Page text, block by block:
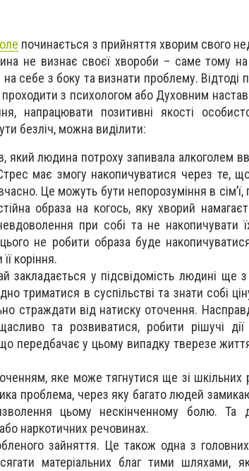
починається з прийняття хворим свого
не визнає своєї хвороби – саме тому на
себе з боку та визнати проблему. Відтоді
з психологом або Духовним
напрацювати позитивні якості
безліч, можна виділити:
який людина потроху запивала алкоголем
має змогу накопичуватися через те,
Це можуть бути непорозуміння в сім’ї,
образа на когось, яку хворий
при собі та не накопичувати
не робити образа буде
коріння.
закладається у підсвідомість людині ще
триматися в суспільстві та знати собі
страждати від натиску оточення.
та розвиватися, робити рішучі
передбачає у цьому випадку тверезе
яке може тягнутися ще зі шкільних
проблема, через яку багато людей
цьому нескінченному болю. Та
наркотичних речовинах.
зайняття. Це також одна з
матеріальних благ тими шляхами,